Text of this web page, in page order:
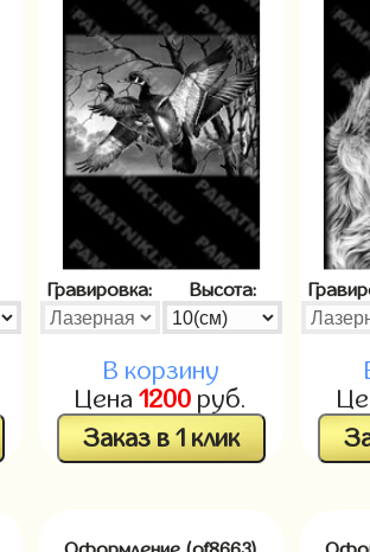
Гравировка: Высота:
В корзину
Цена1200 руб.
Заказ в 1 клик